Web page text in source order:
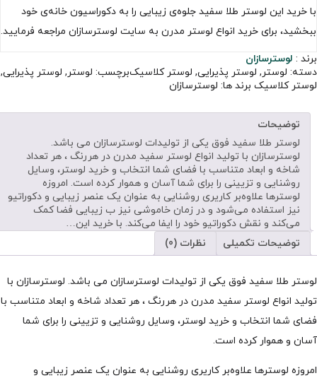
با خرید این لوستر طلا سفید جلوه‌ی زیبایی را به دکوراسیون خانه‌ی خود
ببخشید، برای خرید انواع لوستر مدرن به سایت لوسترسازان مراجعه فرمایید.
برند : لوسترسازان
دسته: لوستر, لوستر پذیرایی, لوستر کلاسیکبرچسب: لوستر, لوستر پذیرایی,
لوستر کلاسیک برند ها: لوسترسازان
توضیحات
لوستر طلا سفید فوق یکی از تولیدات لوسترسازان می باشد.
لوسترسازان با تولید انواع لوستر سفید مدرن در هررنگ ، هر تعداد
شاخه و ابعاد متناسب با فضای شما انتخاب و خرید لوستر، وسایل
روشنایی و تزیینی را برای شما آسان و هموار کرده است. امروزه
لوسترها علاوه‌بر کاریری روشنایی به عنوان یک عنصر زیبایی و دکوراتیو
نیز استفاده می‌شود و در زمان خاموشی نیز ب زیبایی فضا کمک
می‌کند و نقش دکوراتیو خود را ایفا می‌کند. با خرید این…
توضیحات تکمیلی
نظرات (0)
لوستر طلا سفید فوق یکی از تولیدات لوسترسازان می باشد. لوسترسازان با
تولید انواع لوستر سفید مدرن در هررنگ ، هر تعداد شاخه و ابعاد متناسب با
فضای شما انتخاب و خرید لوستر، وسایل روشنایی و تزیینی را برای شما
آسان و هموار کرده است.
امروزه لوسترها علاوه‌بر کاریری روشنایی به عنوان یک عنصر زیبایی و